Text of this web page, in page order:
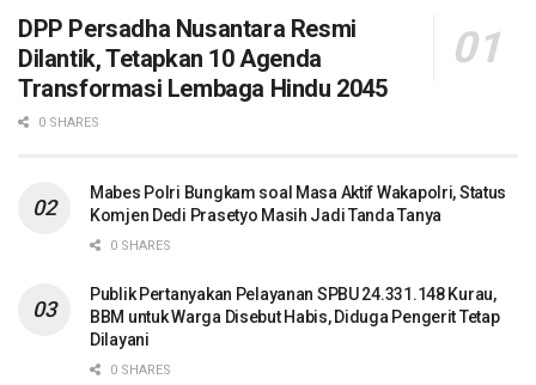
DPP Persadha Nusantara Resmi
Dilantik, Tetapkan 10 Agenda
Transformasi Lembaga Hindu 2045
0 SHARES
Mabes Polri Bungkam soal Masa Aktif Wakapolri, Status
Komjen Dedi Prasetyo Masih Jadi Tanda Tanya
0 SHARES
Publik Pertanyakan Pelayanan SPBU 24.331.148 Kurau,
BBM untuk Warga Disebut Habis, Diduga Pengerit Tetap
Dilayani
0 SHARES